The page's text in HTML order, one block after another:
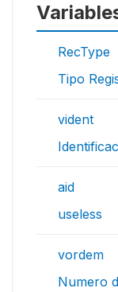
RecType
Tipo
vident
aid
useless
vordem
Numero